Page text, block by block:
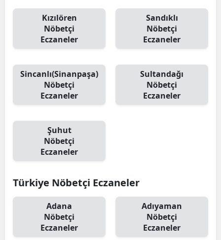
Kızılören
Nöbetçi
Eczaneler
Sandıklı
Nöbetçi
Eczaneler
Sincanlı(Sinanpaşa)
Nöbetçi
Eczaneler
Sultandağı
Nöbetçi
Eczaneler
Şuhut
Nöbetçi
Eczaneler
Türkiye Nöbetçi Eczaneler
Adana
Nöbetçi
Eczaneler
Adıyaman
Nöbetçi
Eczaneler